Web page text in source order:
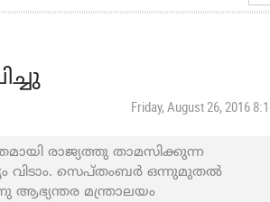
Friday, August 26, 2016
രാജ്യത്തു താമസിക്കുന്ന
വിടാം. സെപ്തംബര്‍ ഒന്നുമുതല്‍
മന്ത്രാലയം